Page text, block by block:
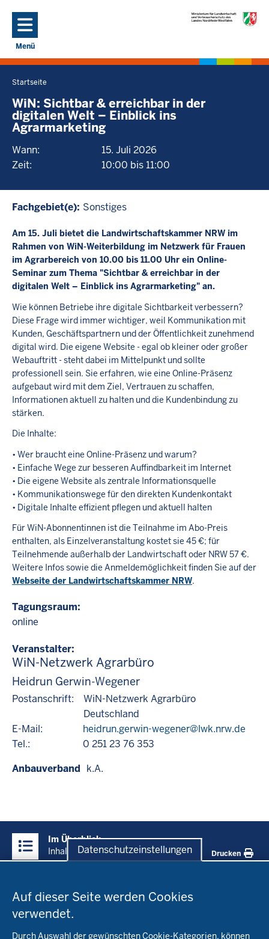
Datenschutzeinstellungen
Auf dieser Seite werden Cookies
verwendet.
Durch Auswahl der gewünschten Cookie-Kategorien, können
Menü
Navigation aktivieren/deaktivieren: Hauptmenü
Sie
befinden
sich
hier
Startseite
WiN: Sichtbar & erreichbar in der
digitalen Welt – Einblick ins
Agrarmarketing
Wann:
15. Juli 2026
Zeit:
10:00 bis 11:00
Fachgebiet(e): Sonstiges
Am 15. Juli bietet die Landwirtschaftskammer NRW im
Rahmen von WiN-Weiterbildung im Netzwerk für Frauen
im Agrarbereich von 10.00 bis 11.00 Uhr ein Online-
Seminar zum Thema "Sichtbar & erreichbar in der
digitalen Welt – Einblick ins Agrarmarketing" an.
Wie können Betriebe ihre digitale Sichtbarkeit verbessern?
Diese Frage wird immer wichtiger, weil Kommunikation mit
Kunden, Geschäftspartnern und der Öffentlichkeit zunehmend
digital wird. Die eigene Website - egal ob kleiner oder großer
Webauftritt - steht dabei im Mittelpunkt und sollte
professionell sein. Sie erfahren, wie eine Online-Präsenz
aufgebaut wird mit dem Ziel, Vertrauen zu schaffen,
Informationen aktuell zu halten und die Kundenbindung zu
stärken.
Die Inhalte:
• Wer braucht eine Online-Präsenz und warum?
• Einfache Wege zur besseren Auffindbarkeit im Internet
• Die eigene Website als zentrale Informationsquelle
• Kommunikationswege für den direkten Kundenkontakt
• Digitale Inhalte effizient pflegen und aktuell halten
Für WiN-Abonnentinnen ist die Teilnahme im Abo-Preis
enthalten, als Einzelveranstaltung kostet sie 45 €; für
Teilnehmende außerhalb der Landwirtschaft oder NRW 57 €.
Weitere Infos sowie die Anmeldemöglichkeit finden Sie auf der
Webseite der Landwirtschaftskammer NRW.
Tagungsraum
online
Veranstalter
WiN-Netzwerk Agrarbüro
Heidrun Gerwin-Wegener
Postanschrift:
WiN-Netzwerk Agrarbüro
Deutschland
E-Mail:
heidrun.gerwin-wegener@lwk.nrw.de
Tel.:
0 251 23 76 353
Anbauverband k.A.
Inhalte
Im Überblick
Inhalt
Drucken
in
der
Fachinfo